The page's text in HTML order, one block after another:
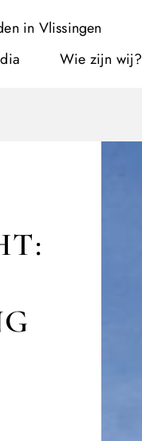
in Vlissingen
Wie zijn wij?